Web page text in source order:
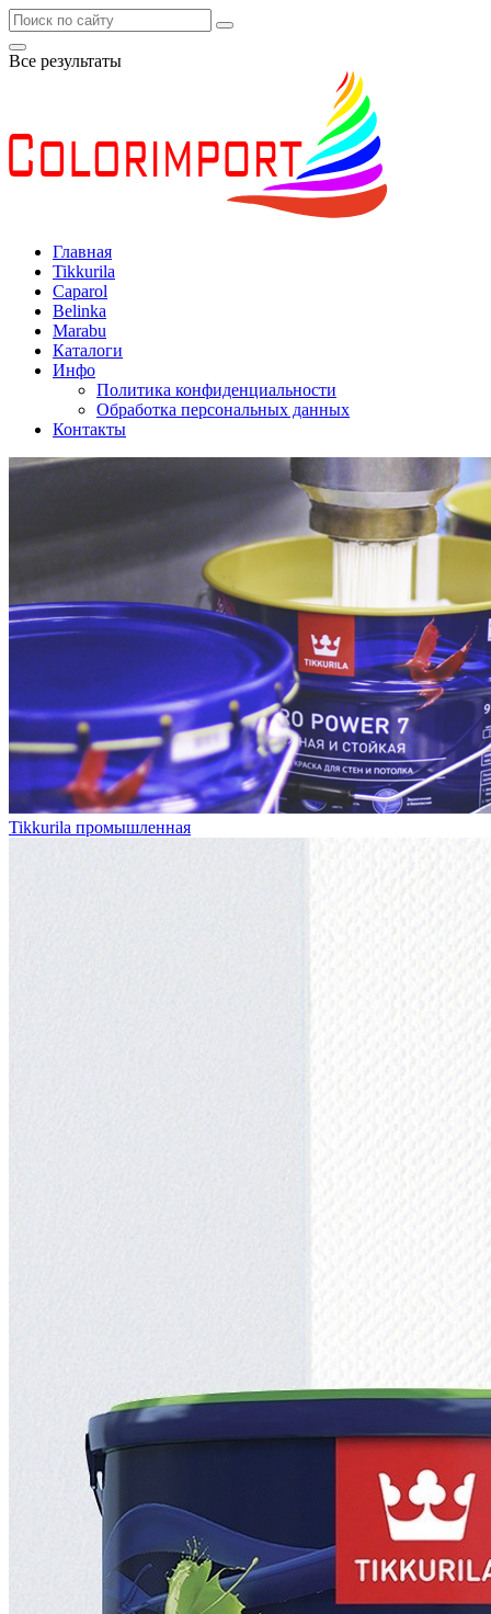
Все результаты
Главная
Tikkurila
Caparol
Belinka
Marabu
Каталоги
Инфо
Политика конфиденциальности
Обработка персональных данных
Контакты
Tikkurila промышленная